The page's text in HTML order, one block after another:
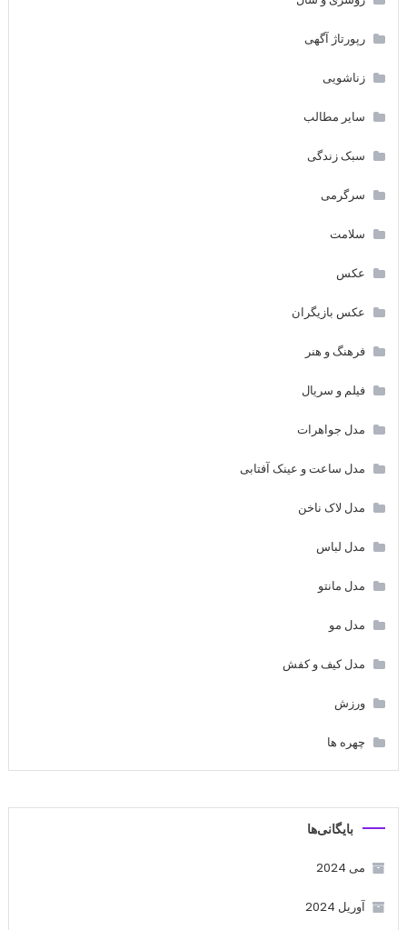
رپورتاژ آگهی
زناشویی
سایر مطالب
سبک زندگی
سرگرمی
سلامت
عکس
عکس بازیگران
فرهنگ و هنر
فیلم و سریال
مدل جواهرات
مدل ساعت و عینک آفتابی
مدل لاک ناخن
مدل لباس
مدل مانتو
مدل مو
مدل کیف و کفش
ورزش
چهره ها
بایگانی‌ها
می 2024
آوریل 2024